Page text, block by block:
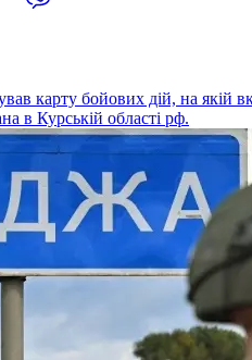
карту бойових дій, на
в Курській області рф.